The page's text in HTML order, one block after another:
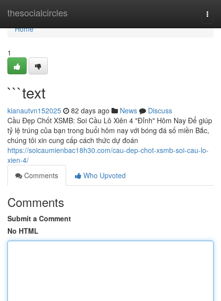
thesocialcircles
Home
Home
1
```text
kianautvn152025 82 days ago News
Discuss
Cầu Đẹp Chốt XSMB: Soi Cầu Lô Xiên 4 "Đỉnh" Hôm Nay Để giúp
tỷ lệ trúng của bạn trong buổi hôm nay với bóng đá số miền Bắc,
chúng tôi xin cung cấp cách thức dự đoán
https://soicaumienbac18h30.com/cau-dep-chot-xsmb-soi-cau-lo-
xien-4/
Comments
Who Upvoted
Comments
Submit a Comment
No HTML